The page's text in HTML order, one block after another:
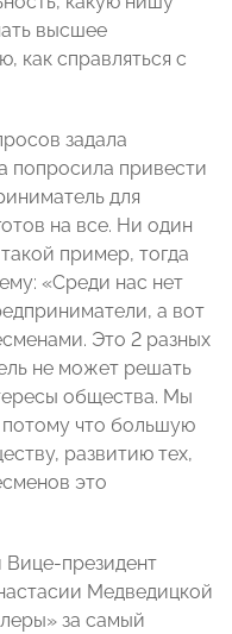
высшее
как справляться с
задала
попросила привести
для
на все. Ни один
пример, тогда
«Среди нас нет
а вот
Это 2 разных
не может решать
общества. Мы
что большую
развитию тех,
это
президент
Медведицкой
за самый